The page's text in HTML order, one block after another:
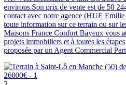
environs.Son prix de vente est de 50
contact avec notre agence (HUE
toute information sur ce terrain ou sur
Maisons France Confort Bayeux vous
projets immobiliers et à toutes les
proposée par un Agent Commercial